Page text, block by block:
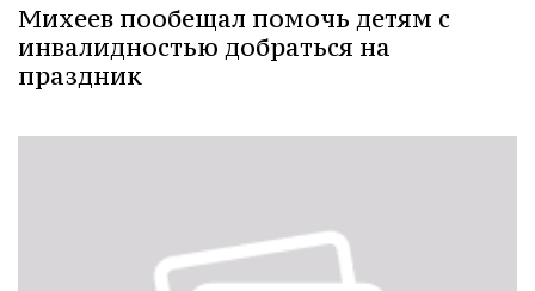
Михеев пообещал помочь детям с
инвалидностью добраться на
праздник